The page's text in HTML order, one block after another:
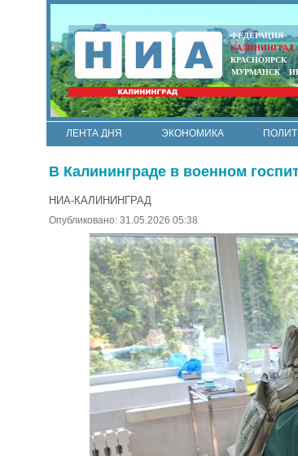
ФЕДЕРАЦИЯ
КАЛИНИНГРАД
КРАСНОЯРСК
МУРМАНСК
ЛЕНТА ДНЯ ЭКОНОМИКА
В Калининграде в военном
НИА-КАЛИНИНГРАД
Опубликовано: 31.05.2026 05:38